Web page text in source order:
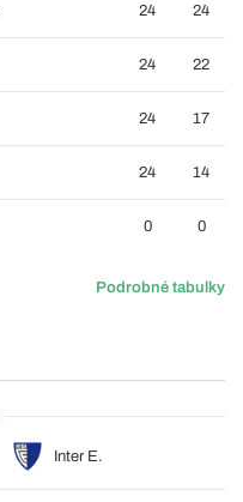
24 24
24 22
24 17
24 14
0 0
Podrobné tabulky
Inter E.